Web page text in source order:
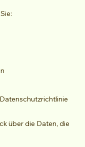
über die Daten, die